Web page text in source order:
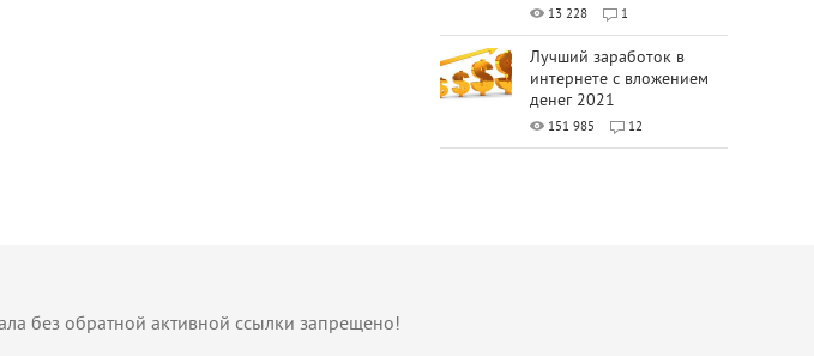
13 228 1
Лучший заработок в
интернете с вложением
денег 2021
151 985 12
без обратной активной ссылки запрещено!